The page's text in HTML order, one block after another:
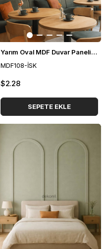
Yarım Oval MDF Duvar Paneli 39*79 cm
MDF108-İSK
$2.28
SEPETE EKLE